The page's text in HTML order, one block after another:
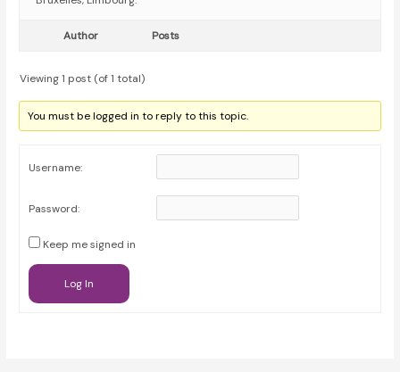
Author Posts
Viewing 1 post (of 1 total)
You must be logged in to reply to this topic.
Username:
Password:
Keep me signed in
Log In